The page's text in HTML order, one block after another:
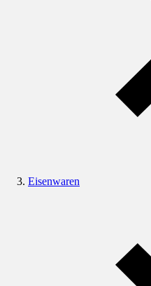
Eisenwaren